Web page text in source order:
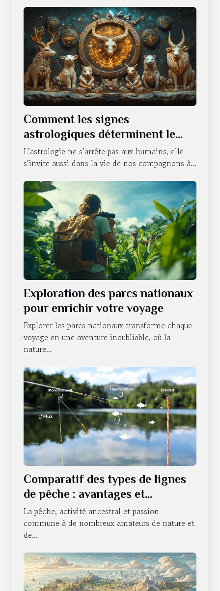
Comment les signes
astrologiques déterminent le
caractère de nos animaux
domestiques
L’astrologie ne s’arrête pas aux humains, elle
s’invite aussi dans la vie de nos compagnons à...
Exploration des parcs nationaux
pour enrichir votre voyage
Explorer les parcs nationaux transforme chaque
voyage en une aventure inoubliable, où la
nature...
Comparatif des types de lignes
de pêche : avantages et
utilisations
La pêche, activité ancestral et passion
commune à de nombreux amateurs de nature et
de...